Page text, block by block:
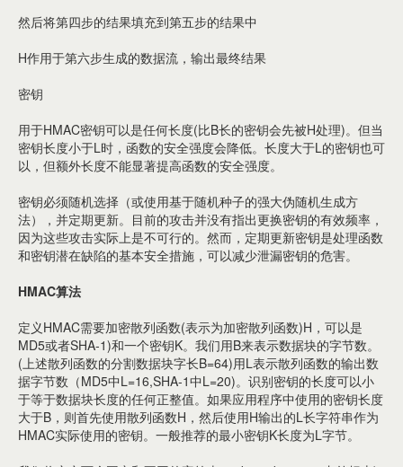
然后将第四步的结果填充到第五步的结果中
H作用于第六步生成的数据流，输出最终结果
密钥
用于HMAC密钥可以是任何长度(比B长的密钥会先被H处理)。但当
密钥长度小于L时，函数的安全强度会降低。长度大于L的密钥也可
以，但额外长度不能显著提高函数的安全强度。
密钥必须随机选择（或使用基于随机种子的强大伪随机生成方
法），并定期更新。目前的攻击并没有指出更换密钥的有效频率，
因为这些攻击实际上是不可行的。然而，定期更新密钥是处理函数
和密钥潜在缺陷的基本安全措施，可以减少泄漏密钥的危害。
HMAC算法
定义HMAC需要加密散列函数(表示为加密散列函数)H，可以是
MD5或者SHA-1)和一个密钥K。我们用B来表示数据块的字节数。
(上述散列函数的分割数据块字长B=64)用L表示散列函数的输出数
据字节数（MD5中L=16,SHA-1中L=20)。识别密钥的长度可以小
于等于数据块长度的任何正整值。如果应用程序中使用的密钥长度
大于B，则首先使用散列函数H，然后使用H输出的L长字符串作为
HMAC实际使用的密钥。一般推荐的最小密钥K长度为L字节。